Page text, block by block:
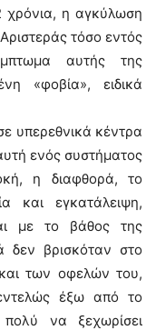
η αγκύλωση
τόσο εντός
αυτής της
«φοβία», ειδικά
υπερεθνικά κέντρα
ενός συστήματος
η διαφθορά, το
και εγκατάλειψη,
με το βάθος της
δεν βρισκόταν στο
των οφελών του,
έξω από το
να ξεχωρίσει